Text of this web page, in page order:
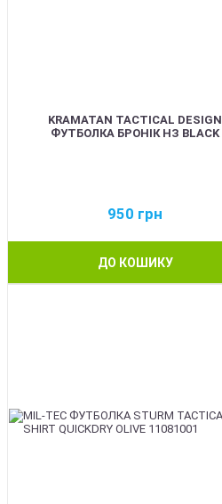
KRAMATAN TACTICAL DESIGN
ФУТБОЛКА БРОНІК НЗ BLACK
950 грн
ДО КОШИКУ